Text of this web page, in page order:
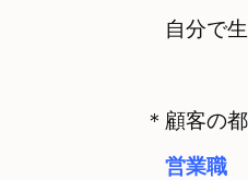
＊顧客の
営業職　